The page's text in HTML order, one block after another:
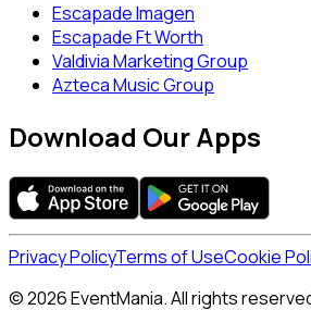
Escapade Imagen
Escapade Ft Worth
Valdivia Marketing Group
Azteca Music Group
Download Our Apps
Privacy PolicyTerms of UseCookie
© 2026 EventMania. All rights